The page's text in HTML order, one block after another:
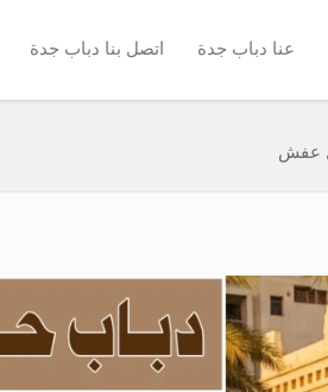
اتصل بنا دباب جدة عنا دباب جدة